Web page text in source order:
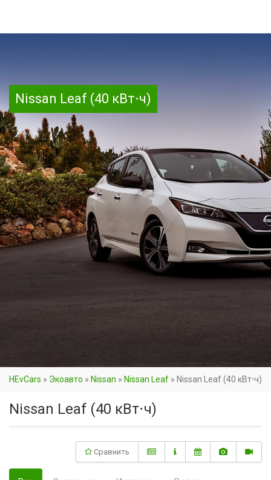
Nissan Leaf (40 кВт⋅ч)
HEvCars » Экоавто » Nissan » Nissan Leaf » Nissan Leaf (40 кВт⋅ч)
Nissan Leaf (40 кВт⋅ч)
Сравнить